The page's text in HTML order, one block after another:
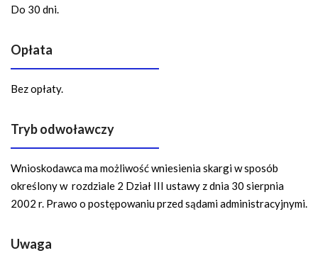
Do 30 dni.
Opłata
Bez opłaty.
Tryb odwoławczy
Wnioskodawca ma możliwość wniesienia skargi w sposób
określony w rozdziale 2 Dział III ustawy z dnia 30 sierpnia
2002 r. Prawo o postępowaniu przed sądami administracyjnymi.
Uwaga